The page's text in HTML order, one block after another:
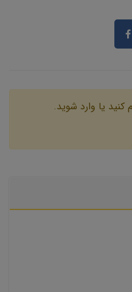
کنید یا وارد شوید.